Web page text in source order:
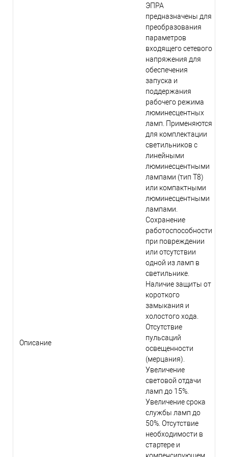
Описание
ЭПРА
предназначены для
преобразования
параметров
входящего сетевого
напряжения для
обеспечения
запуска и
поддержания
рабочего режима
люминесцентных
ламп. Применяются
для комплектации
светильников с
линейными
люминесцентными
лампами (тип Т8)
или компактными
люминесцентными
лампами.
Сохранение
работоспособности
при повреждении
или отсутствии
одной из ламп в
светильнике.
Наличие защиты от
короткого
замыкания и
холостого хода.
Отсутствие
пульсаций
освещенности
(мерцания).
Увеличение
световой отдачи
ламп до 15%.
Увеличение срока
службы ламп до
50%. Отсутствие
необходимости в
стартере и